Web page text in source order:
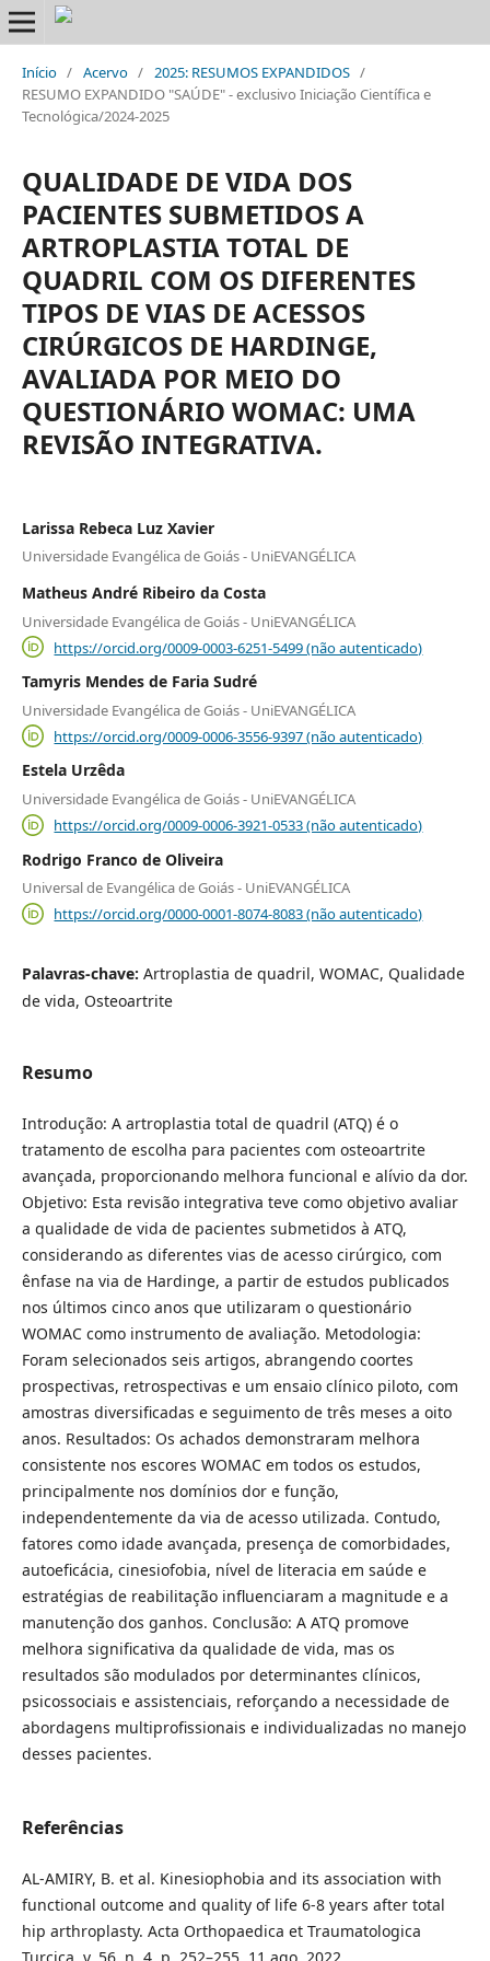
Início / Acervo / 2025: RESUMOS EXPANDIDOS /
RESUMO EXPANDIDO "SAÚDE" - exclusivo Iniciação Científica e
Tecnológica/2024-2025
QUALIDADE DE VIDA DOS
PACIENTES SUBMETIDOS A
ARTROPLASTIA TOTAL DE
QUADRIL COM OS DIFERENTES
TIPOS DE VIAS DE ACESSOS
CIRÚRGICOS DE HARDINGE,
AVALIADA POR MEIO DO
QUESTIONÁRIO WOMAC: UMA
REVISÃO INTEGRATIVA.
Larissa Rebeca Luz Xavier
Universidade Evangélica de Goiás - UniEVANGÉLICA
Matheus André Ribeiro da Costa
Universidade Evangélica de Goiás - UniEVANGÉLICA
https://orcid.org/0009-0003-6251-5499 (não autenticado)
Tamyris Mendes de Faria Sudré
Universidade Evangélica de Goiás - UniEVANGÉLICA
https://orcid.org/0009-0006-3556-9397 (não autenticado)
Estela Urzêda
Universidade Evangélica de Goiás - UniEVANGÉLICA
https://orcid.org/0009-0006-3921-0533 (não autenticado)
Rodrigo Franco de Oliveira
Universal de Evangélica de Goiás - UniEVANGÉLICA
https://orcid.org/0000-0001-8074-8083 (não autenticado)
Palavras-chave: Artroplastia de quadril, WOMAC, Qualidade
de vida, Osteoartrite
Resumo
Introdução: A artroplastia total de quadril (ATQ) é o
tratamento de escolha para pacientes com osteoartrite
avançada, proporcionando melhora funcional e alívio da dor.
Objetivo: Esta revisão integrativa teve como objetivo avaliar
a qualidade de vida de pacientes submetidos à ATQ,
considerando as diferentes vias de acesso cirúrgico, com
ênfase na via de Hardinge, a partir de estudos publicados
nos últimos cinco anos que utilizaram o questionário
WOMAC como instrumento de avaliação. Metodologia:
Foram selecionados seis artigos, abrangendo coortes
prospectivas, retrospectivas e um ensaio clínico piloto, com
amostras diversificadas e seguimento de três meses a oito
anos. Resultados: Os achados demonstraram melhora
consistente nos escores WOMAC em todos os estudos,
principalmente nos domínios dor e função,
independentemente da via de acesso utilizada. Contudo,
fatores como idade avançada, presença de comorbidades,
autoeficácia, cinesiofobia, nível de literacia em saúde e
estratégias de reabilitação influenciaram a magnitude e a
manutenção dos ganhos. Conclusão: A ATQ promove
melhora significativa da qualidade de vida, mas os
resultados são modulados por determinantes clínicos,
psicossociais e assistenciais, reforçando a necessidade de
abordagens multiprofissionais e individualizadas no manejo
desses pacientes.
Referências
AL-AMIRY, B. et al. Kinesiophobia and its association with
functional outcome and quality of life 6-8 years after total
hip arthroplasty. Acta Orthopaedica et Traumatologica
Turcica, v. 56, n. 4, p. 252–255, 11 ago. 2022.